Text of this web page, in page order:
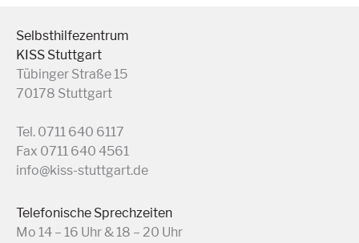
Selbsthilfezentrum
KISS Stuttgart
Tübinger Straße 15
70178 Stuttgart
Tel. 0711 640 6117
Fax 0711 640 4561
info@kiss-stuttgart.de
Telefonische Sprechzeiten
Mo 14 – 16 Uhr & 18 – 20 Uhr